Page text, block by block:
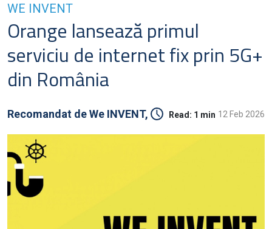
WE INVENT
Orange lansează primul
serviciu de internet fix prin 5G+
din România
Recomandat deWe INVENT, Read: 1 min 12 Feb 2026